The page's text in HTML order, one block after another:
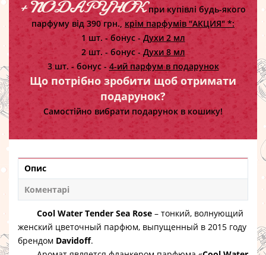
+ ПОДАРУНОКпри купівлі будь-якого
парфуму від 390 грн., крім парфумів "АКЦИЯ" *:
1 шт. - бонус - Духи 2 мл
2 шт. - бонус -Духи 8 мл
3 шт. - бонус -4-ий парфум в подарунок
Що потрібно зробити щоб отримати
подарунок?
Самостійно вибрати подарунок в кошику!
Опис
Коментарі
Cool Water Tender Sea Rose – тонкий, волнующий
женский цветочный парфюм, выпущенный в 2015 году
брендом Davidoff.